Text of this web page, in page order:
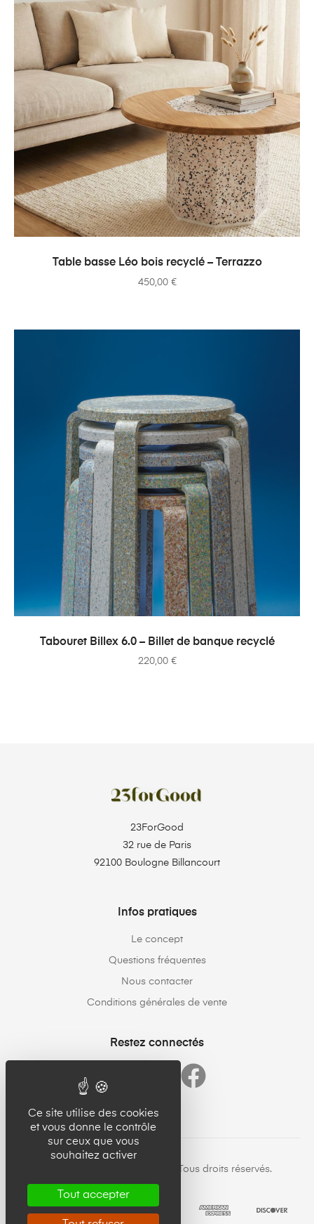
AJOUTER AU PANIER
Table basse Léo bois recyclé – Terrazzo
450,00 €
AJOUTER AU PANIER
Tabouret Billex 6.0 – Billet de banque recyclé
220,00 €
23ForGood
32 rue de Paris
92100 Boulogne Billancourt
Infos pratiques
Le concept
Questions fréquentes
Nous contacter
Conditions générales de vente
Restez connectés
Copyright © 23forgood.com. Tous droits réservés.
Ce site utilise des cookies
et vous donne le contrôle
sur ceux que vous
souhaitez activer
Tout accepter